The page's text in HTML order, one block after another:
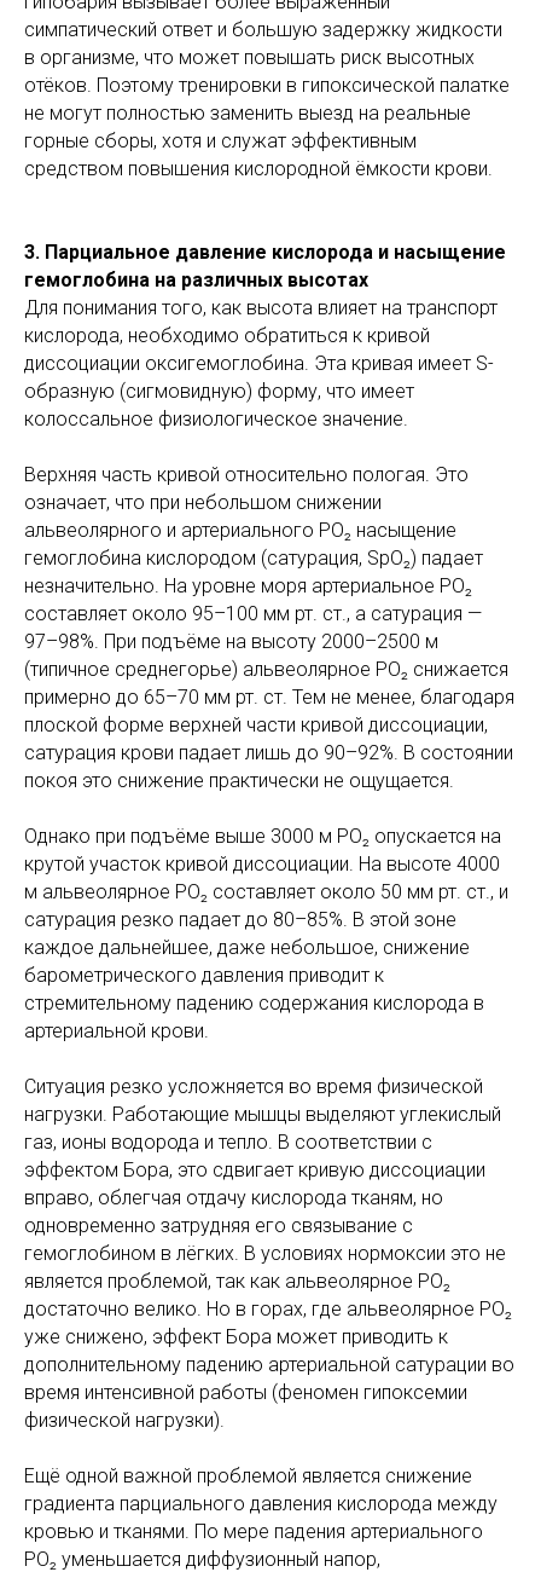
симпатический ответ и большую задержку жидкости
в организме, что может повышать риск высотных
отёков. Поэтому тренировки в гипоксической палатке
не могут полностью заменить выезд на реальные
горные сборы, хотя и служат эффективным
средством повышения кислородной ёмкости крови.
3. Парциальное давление кислорода и насыщение
гемоглобина на различных высотах
Для понимания того, как высота влияет на транспорт
кислорода, необходимо обратиться к кривой
диссоциации оксигемоглобина. Эта кривая имеет S-
образную (сигмовидную) форму, что имеет
колоссальное физиологическое значение.
Верхняя часть кривой относительно пологая. Это
означает, что при небольшом снижении
альвеолярного и артериального PO₂ насыщение
гемоглобина кислородом (сатурация, SpO₂) падает
незначительно. На уровне моря артериальное PO₂
составляет около 95–100 мм рт. ст., а сатурация —
97–98%. При подъёме на высоту 2000–2500 м
(типичное среднегорье) альвеолярное PO₂ снижается
примерно до 65–70 мм рт. ст. Тем не менее, благодаря
плоской форме верхней части кривой диссоциации,
сатурация крови падает лишь до 90–92%. В состоянии
покоя это снижение практически не ощущается.
Однако при подъёме выше 3000 м PO₂ опускается на
крутой участок кривой диссоциации. На высоте 4000
м альвеолярное PO₂ составляет около 50 мм рт. ст., и
сатурация резко падает до 80–85%. В этой зоне
каждое дальнейшее, даже небольшое, снижение
барометрического давления приводит к
стремительному падению содержания кислорода в
артериальной крови.
Ситуация резко усложняется во время физической
нагрузки. Работающие мышцы выделяют углекислый
газ, ионы водорода и тепло. В соответствии с
эффектом Бора, это сдвигает кривую диссоциации
вправо, облегчая отдачу кислорода тканям, но
одновременно затрудняя его связывание с
гемоглобином в лёгких. В условиях нормоксии это не
является проблемой, так как альвеолярное PO₂
достаточно велико. Но в горах, где альвеолярное PO₂
уже снижено, эффект Бора может приводить к
дополнительному падению артериальной сатурации во
время интенсивной работы (феномен гипоксемии
физической нагрузки).
Ещё одной важной проблемой является снижение
градиента парциального давления кислорода между
кровью и тканями. По мере падения артериального
PO₂ уменьшается диффузионный напор,